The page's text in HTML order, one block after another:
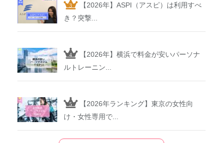
【2026年】ASPI（アスピ）は利用すべ
き？突撃...
【2026年】横浜で料金が安いパーソナ
ルトレーニン...
【2026年ランキング】東京の女性向
け・女性専用で...